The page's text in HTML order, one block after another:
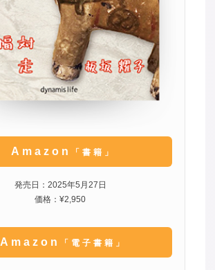
Amazon 「書籍」
発売日：2025年5月27日
価格：¥2,950
Amazon 「電子書籍」